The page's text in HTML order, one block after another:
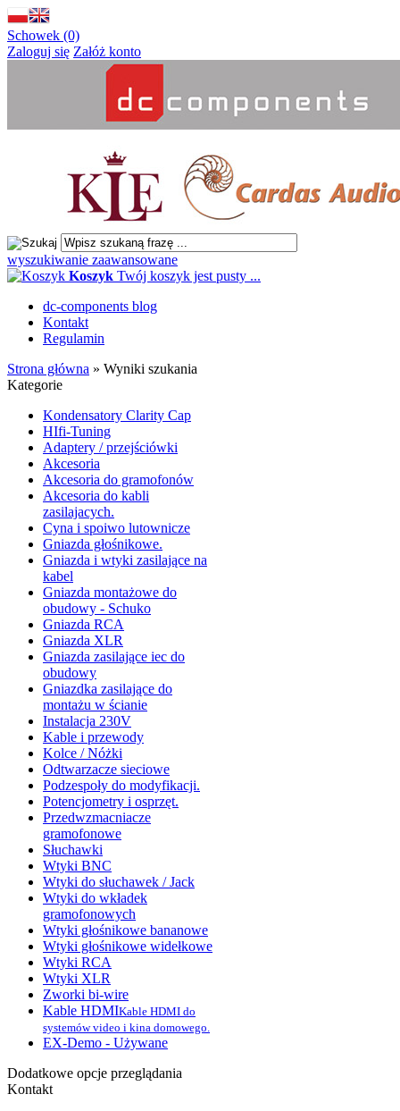
Schowek (0)
Zaloguj się Załóż konto
wyszukiwanie zaawansowane
Koszyk Twój koszyk jest pusty ...
dc-components blog
Kontakt
Regulamin
Strona główna » Wyniki szukania
Kategorie
Kondensatory Clarity Cap
HIfi-Tuning
Adaptery / przejściówki
Akcesoria
Akcesoria do gramofonów
Akcesoria do kabli
zasilajacych.
Cyna i spoiwo lutownicze
Gniazda głośnikowe.
Gniazda i wtyki zasilające na
kabel
Gniazda montażowe do
obudowy - Schuko
Gniazda RCA
Gniazda XLR
Gniazda zasilające iec do
obudowy
Gniazdka zasilające do
montażu w ścianie
Instalacja 230V
Kable i przewody
Kolce / Nóżki
Odtwarzacze sieciowe
Podzespoły do modyfikacji.
Potencjometry i osprzęt.
Przedwzmacniacze
gramofonowe
Słuchawki
Wtyki BNC
Wtyki do słuchawek / Jack
Wtyki do wkładek
gramofonowych
Wtyki głośnikowe bananowe
Wtyki głośnikowe widełkowe
Wtyki RCA
Wtyki XLR
Zworki bi-wire
Kable HDMIKable HDMI do
systemów video i kina domowego.
EX-Demo - Używane
Dodatkowe opcje przeglądania
Kontakt